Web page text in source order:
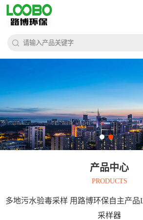
产品中心
PRODUCTS
多地污水验毒采样 用路博环保自主产品
采样器